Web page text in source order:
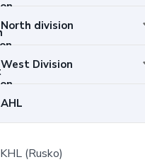
North division
West Division
AHL
KHL (Rusko)